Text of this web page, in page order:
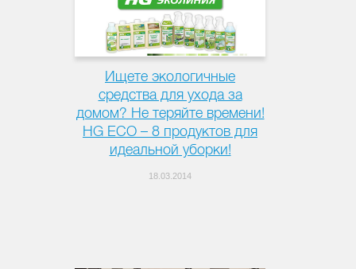
Ищете экологичные
средства для ухода за
домом? Не теряйте времени!
HG ECO – 8 продуктов для
идеальной уборки!
18.03.2014